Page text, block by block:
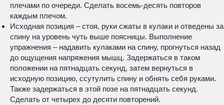
плечами по очереди. Сделать восемь-десять повторов
каждым плечом.
Исходная позиция – стоя, руки сжаты в кулаки и отведены за
спину на уровень чуть выше поясницы. Выполнение
упражнения – надавить кулаками на спину, прогнуться назад
до ощущения напряжения мышц. Задержаться в таком
положении на пятнадцать секунд, затем вернуться в
исходную позицию, ссутулить спину и обнять себя руками.
Также задержаться в этой позе на пятнадцать секунд.
Сделать от четырех до десяти повторений.